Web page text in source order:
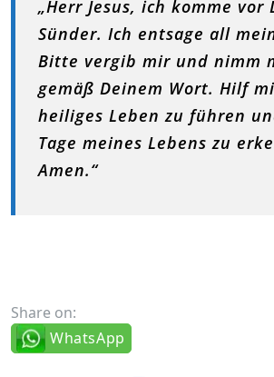
„Herr Jesus, ich komme vor
Sünder. Ich entsage all
Bitte vergib mir und nimm
gemäß Deinem Wort. Hilf
heiliges Leben zu führen
Tage meines Lebens zu
Amen.“
Share on:
WhatsApp